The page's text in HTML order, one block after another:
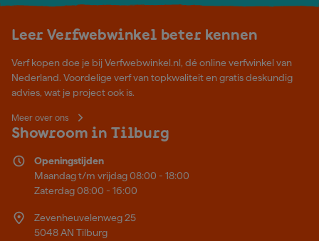
Leer Verfwebwinkel beter kennen
Verf kopen doe je bij Verfwebwinkel.nl, dé online verfwinkel van
Nederland. Voordelige verf van topkwaliteit en gratis deskundig
advies, wat je project ook is.
Meer over ons
Showroom in Tilburg
Openingstijden
Maandag t/m vrijdag 08:00 - 18:00
Zaterdag 08:00 - 16:00
Zevenheuvelenweg 25
5048 AN Tilburg